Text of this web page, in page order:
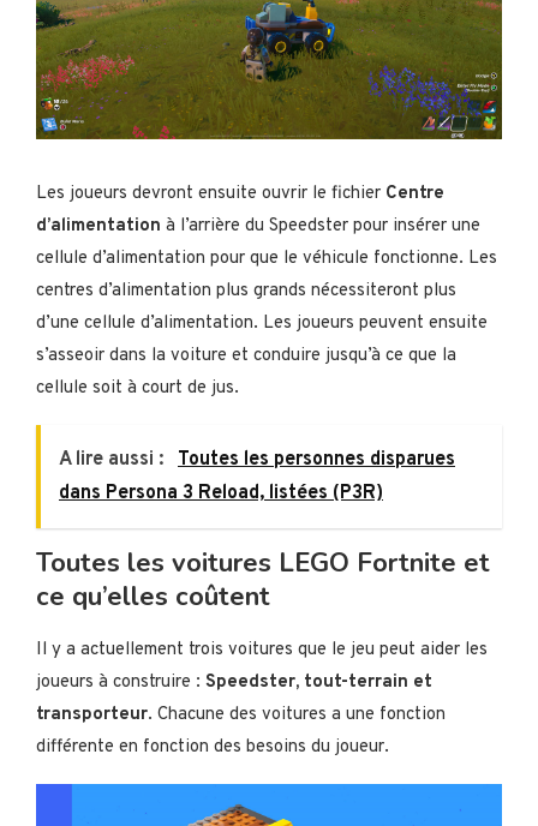
Les joueurs devront ensuite ouvrir le fichier Centre
d’alimentation à l’arrière du Speedster pour insérer une
cellule d’alimentation pour que le véhicule fonctionne. Les
centres d’alimentation plus grands nécessiteront plus
d’une cellule d’alimentation. Les joueurs peuvent ensuite
s’asseoir dans la voiture et conduire jusqu’à ce que la
cellule soit à court de jus.
A lire aussi : Toutes les personnes disparues
dans Persona 3 Reload, listées (P3R)
Toutes les voitures LEGO Fortnite et
ce qu’elles coûtent
Il y a actuellement trois voitures que le jeu peut aider les
joueurs à construire : Speedster, tout-terrain et
transporteur. Chacune des voitures a une fonction
différente en fonction des besoins du joueur.